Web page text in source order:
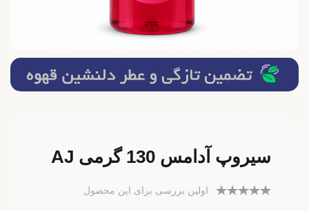
سیروپ آدامس 130 گرمی AJ
اولین بررسی برای این محصول